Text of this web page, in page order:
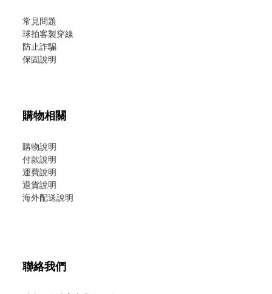
常見問題
球拍客製穿線
防止詐騙
保固說明
購物相關
購物說明
付款說明
運費說明
退貨說明
海外配送說明
聯絡我們